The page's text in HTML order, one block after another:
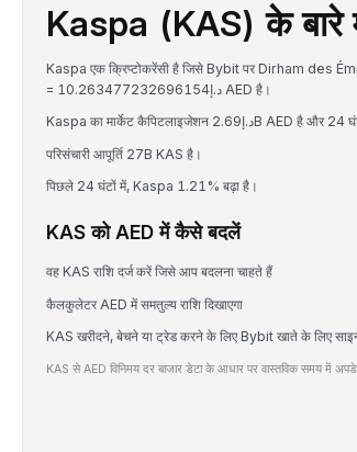
Kaspa (KAS) के बारे
Kaspa एक क्रिप्टोकरेंसी है जिसे Bybit पर Dirham des
= د.إ10.263477232696154 AED है।
परिसंचारी आपूर्ति 27B KAS है।
पिछले 24 घंटों में, Kaspa 1.21% बढ़ा है।
KAS को AED में कैसे बदलें
वह KAS राशि दर्ज करें जिसे आप बदलना चाहते हैं
कैलकुलेटर AED में समतुल्य राशि दिखाएगा
KAS खरीदने, बेचने या ट्रेड करने के लिए Bybit खाते के लिए
KAS से AED विनिमय दर बाजार डेटा के आधार पर वास्तविक समय में